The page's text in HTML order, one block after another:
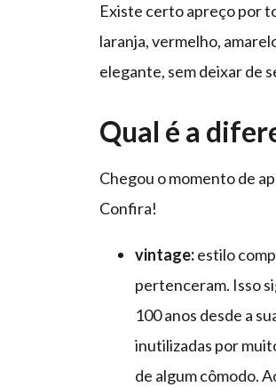
Existe certo apreço por
laranja, vermelho,
elegante, sem deixar de
Qual é a
Chegou o momento de
Confira!
vintage:estilo
pertenceram. Isso
100 anos desde a
inutilizadas por
de algum cômodo.